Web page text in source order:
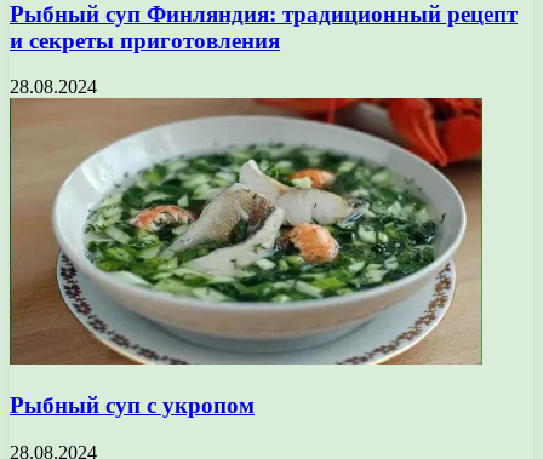
Рыбный суп Финляндия: традиционный рецепт
и секреты приготовления
28.08.2024
Рыбный суп с укропом
28.08.2024